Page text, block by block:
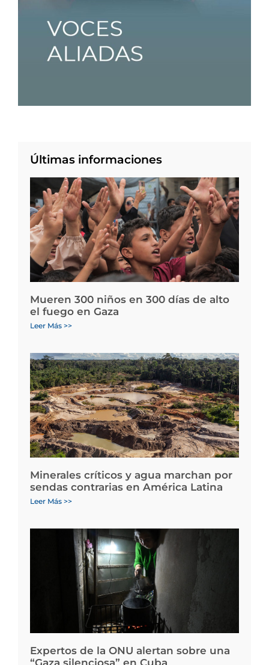
Últimas informaciones
Mueren 300 niños en 300 días de alto
el fuego en Gaza
Leer Más >>
Minerales críticos y agua marchan por
sendas contrarias en América Latina
Leer Más >>
Expertos de la ONU alertan sobre una